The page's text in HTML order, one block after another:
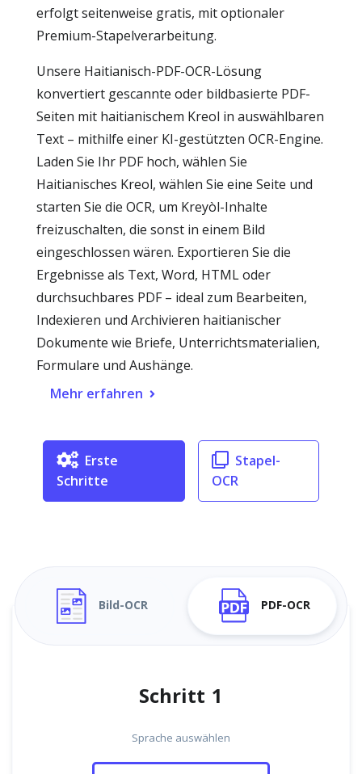
erfolgt seitenweise gratis, mit optionaler
Premium-Stapelverarbeitung.
Unsere Haitianisch-PDF-OCR-Lösung
konvertiert gescannte oder bildbasierte PDF-
Seiten mit haitianischem Kreol in auswählbaren
Text – mithilfe einer KI-gestützten OCR-Engine.
Laden Sie Ihr PDF hoch, wählen Sie
Haitianisches Kreol, wählen Sie eine Seite und
starten Sie die OCR, um Kreyòl-Inhalte
freizuschalten, die sonst in einem Bild
eingeschlossen wären. Exportieren Sie die
Ergebnisse als Text, Word, HTML oder
durchsuchbares PDF – ideal zum Bearbeiten,
Indexieren und Archivieren haitianischer
Dokumente wie Briefe, Unterrichtsmaterialien,
Formulare und Aushänge.
Mehr erfahren
Erste
Schritte
Stapel-
OCR
Bild-OCR PDF-OCR
Schritt 1
Sprache auswählen